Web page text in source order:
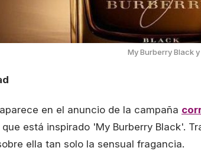
My Burberry Black
en el anuncio de la campaña
está inspirado 'My Burberry Black'.
ella tan solo la sensual fragancia.